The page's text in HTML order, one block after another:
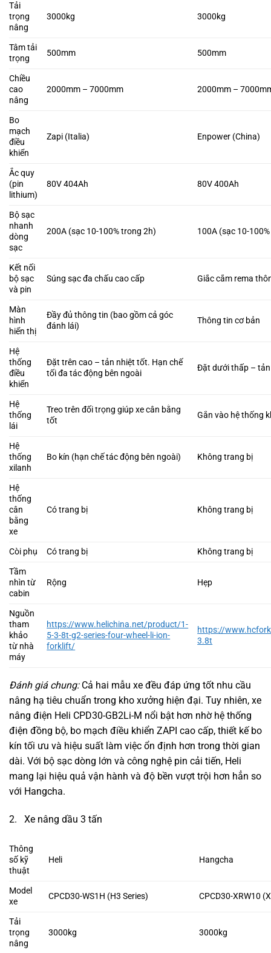
Tải
trọng
nâng
3000kg 3000kg
Tâm tải
trọng
500mm 500mm
Chiều
cao
nâng
2000mm – 7000mm 2000mm –
Bo
mạch
điều
khiển
Zapi (Italia) Enpower (China)
Ắc quy
(pin
lithium)
80V 404Ah 80V 400Ah
Bộ sạc
nhanh
dòng
sạc
200A (sạc 10-100% trong 2h) 100A (sạc 10-
Kết nối
bộ sạc
và pin
Súng sạc đa chấu cao cấp Giắc cắm rema
Màn
hình
hiển thị
Đầy đủ thông tin (bao gồm cả góc
đánh lái)
Thông tin cơ bản
Hệ
thống
điều
khiển
Đặt trên cao – tản nhiệt tốt. Hạn chế
tối đa tác động bên ngoài
Đặt dưới thấp – tản
Hệ
thống
lái
Treo trên đối trọng giúp xe cân bằng
tốt
Gắn vào hệ thống
Hệ
thống
xilanh
Bo kín (hạn chế tác động bên ngoài) Không trang bị
Hệ
thống
cân
bằng
xe
Có trang bị Không trang bị
Còi phụ Có trang bị
Không trang bị
Tầm
nhìn từ
cabin
Rộng Hẹp
Nguồn
tham
khảo
từ nhà
máy
https://www.helichina.net/product/1-
5-3-8t-g2-series-four-wheel-li-ion-
forklift/
https://
3.8t
Đánh giá chung: Cả hai mẫu xe đều đáp ứng tốt nhu cầu
nâng hạ tiêu chuẩn trong kho xưởng hiện đại. Tuy nhiên, xe
nâng điện Heli CPD30-GB2Li-M nổi bật hơn nhờ hệ thống
điện đồng bộ, bo mạch điều khiển ZAPI cao cấp, thiết kế bo
kín tối ưu và hiệu suất làm việc ổn định hơn trong thời gian
dài. Với bộ sạc dòng lớn và công nghệ pin cải tiến, Heli
mang lại hiệu quả vận hành và độ bền vượt trội hơn hẳn so
với Hangcha.
2. Xe nâng dầu 3 tấn
Thông
số kỹ
thuật
Heli Hangcha
Model
xe
CPCD30-WS1H (H3 Series) CPCD30-XRW10
Tải
trọng
nâng
3000kg 3000kg